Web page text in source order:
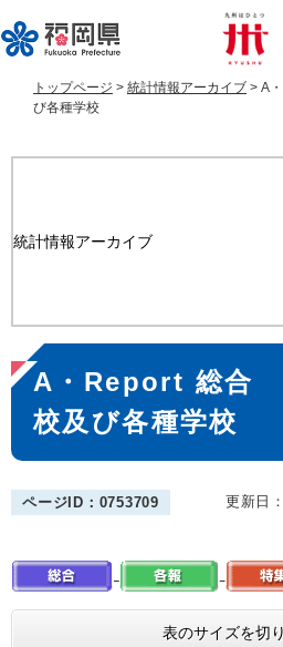
ー
ジ
ニ
ュ
文
トップページ > 統計情報アーカイブ > A
び各種学校
統計情報アーカイブ
本
文
A・Report 総合
校及び各種学校
ページID：0753709 更新日
表のサイズを切